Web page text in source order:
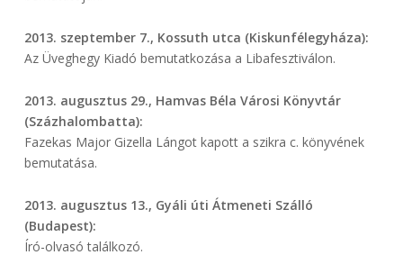
2013. szeptember 7., Kossuth utca (Kiskunfélegyháza):
Az Üveghegy Kiadó bemutatkozása a Libafesztiválon.
2013. augusztus 29., Hamvas Béla Városi Könyvtár
(Százhalombatta):
Fazekas Major Gizella Lángot kapott a szikra c. könyvének
bemutatása.
2013. augusztus 13., Gyáli úti Átmeneti Szálló
(Budapest):
Író-olvasó találkozó.